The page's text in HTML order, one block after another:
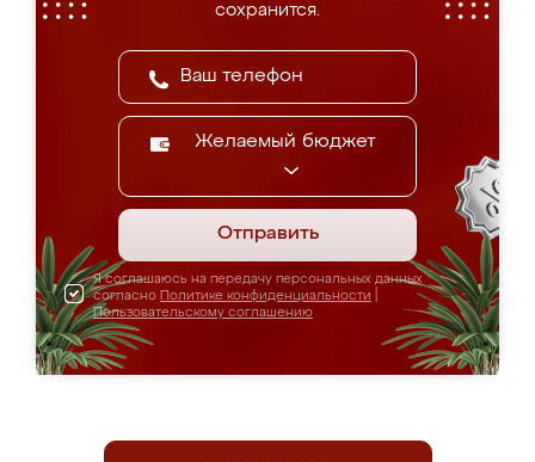
сохранится.
Желаемый бюджет
Отправить
Я соглашаюсь на передачу персональных данных
согласно Политике конфиденциальности
Пользовательскому соглашению